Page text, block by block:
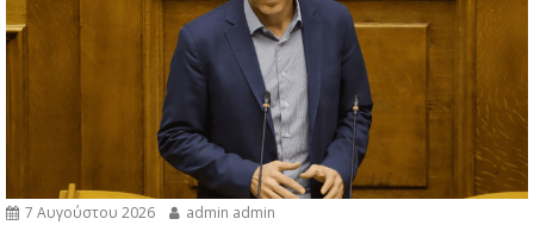
7 Αυγούστου 2026 admin admin